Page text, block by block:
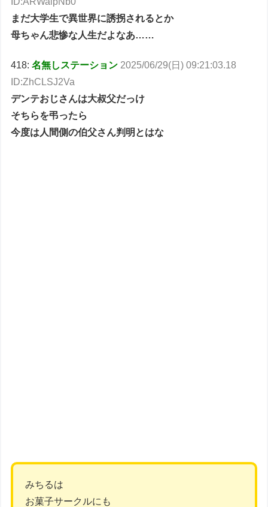
まだ大学生で異世界に誘拐されるとか
母ちゃん悲惨な人生だよなあ……
418:名無しステーション 2025/06/29(日) 09:21:03.18
ID:ZhCLSJ2Va
デンテおじさんは大叔父だっけ
そちらを弔ったら
今度は人間側の伯父さん判明とはな
みちるは
お菓子サークルにも